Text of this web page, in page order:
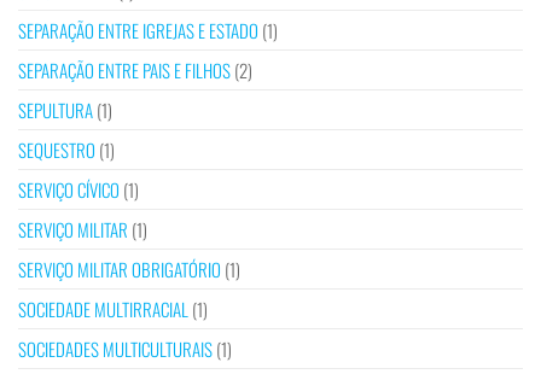
SEPARAÇÃO ENTRE IGREJAS E ESTADO (1)
SEPARAÇÃO ENTRE PAIS E FILHOS(2)
SEPULTURA(1)
SEQUESTRO (1)
SERVIÇO CÍVICO (1)
SERVIÇO MILITAR (1)
SERVIÇO MILITAR OBRIGATÓRIO (1)
SOCIEDADE MULTIRRACIAL (1)
SOCIEDADES MULTICULTURAIS(1)